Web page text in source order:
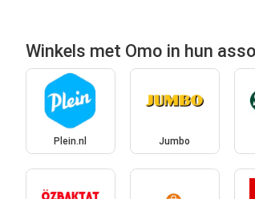
Winkels met Omo in hun
Plein.nl Jumbo